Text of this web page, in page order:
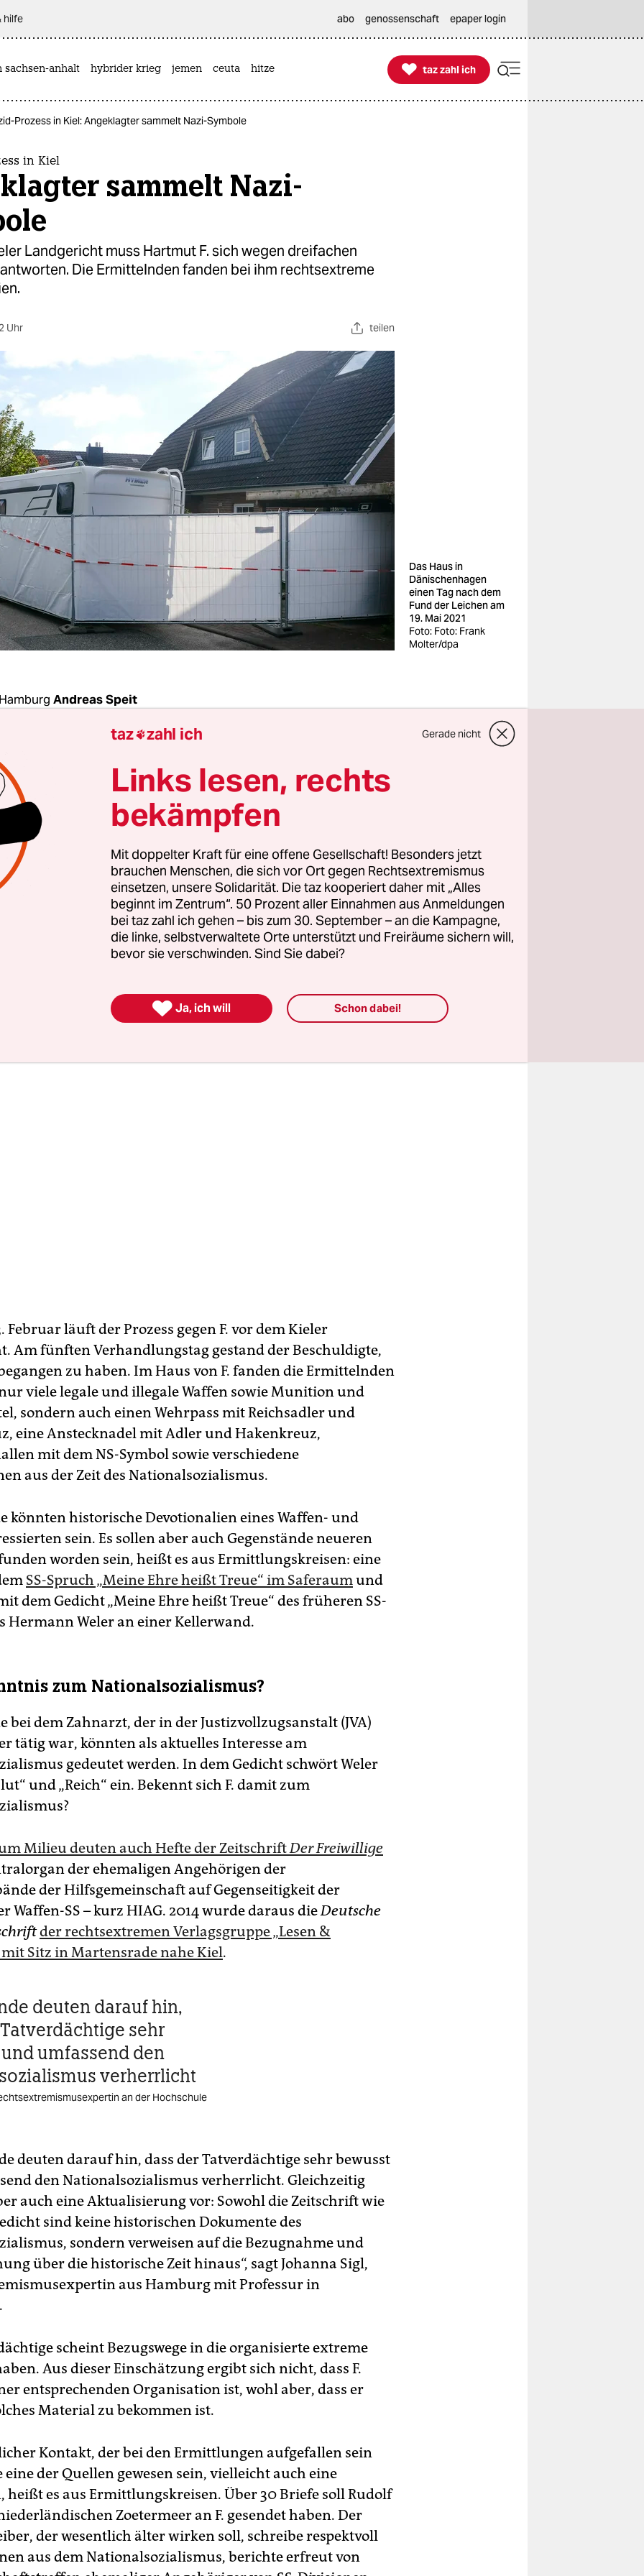
hilfe abo genossenschaft epaper login
sachsen-anhalt hybrider krieg jemen ceuta hitze 
taz zahl ich
taz zahl ich
Prozess in Kiel: Angeklagter sammelt Nazi-Symbole
in Kiel
sammelt Nazi-
Landgericht muss Hartmut F. sich wegen dreifachen
Die Ermittelnden fanden bei ihm rechtsextreme
Uhr teilen
Das Haus in
Dänischenhagen
einen Tag nach dem
Fund der Leichen am
19. Mai 2021
Foto: Foto: Frank
Molter/dpa
Andreas Speit
feuerte der Zahnarzt aus Westensee im Kreis Rendsburg-
am 19. März vergangenen Jahres aus einer
auf seine Opfer. Am Hauseingang der
in Dänischenhagen erschoss Hartmut F. seine von
lebende Ehefrau Hanna F. sowie ihren Bekannten
habe er eine Klärung mit seiner Ehefrau erreichen
fuhr der 48-Jährige nach Kiel zu einem Bekannten und
mehrfach in den Kopf, da er ihm die Schuld am Ende seiner
die auch durch ein politisches Interesse getriggert sein
Februar läuft der Prozess gegen F. vor dem Kieler
Am fünften Verhandlungstag gestand der Beschuldigte,
zu haben. Im Haus von F. fanden die Ermittelnden
viele legale und illegale Waffen sowie Munition und
sondern auch einen Wehrpass mit Reichsadler und
eine Anstecknadel mit Adler und Hakenkreuz,
mit dem NS-Symbol sowie verschiedene
aus der Zeit des Nationalsozialismus.
könnten historische Devotionalien eines Waffen- und
sein. Es sollen aber auch Gegenstände neueren
worden sein, heißt es aus Ermittlungskreisen: eine
SS-Spruch „Meine Ehre heißt Treue“ im Saferaumund
dem Gedicht „Meine Ehre heißt Treue“ des früheren SS-
Hermann Weler an einer Kellerwand.
zum Nationalsozialismus?
bei dem Zahnarzt, der in der Justizvollzugsanstalt (JVA)
tätig war, könnten als aktuelles Interesse am
gedeutet werden. In dem Gedicht schwört Weler
und „Reich“ ein. Bekennt sich F. damit zum
Milieu deuten auch Hefte der ZeitschriftDer Freiwillige
der ehemaligen Angehörigen der
der Hilfsgemeinschaft auf Gegenseitigkeit der
Waffen-SS – kurz HIAG. 2014 wurde daraus dieDeutsche
der rechtsextremen Verlagsgruppe „Lesen &
mit Sitz in Martensrade nahe Kiel.
deuten darauf hin,
sehr
umfassend den
verherrlicht
an der Hochschule
deuten darauf hin, dass der Tatverdächtige sehr bewusst
den Nationalsozialismus verherrlicht. Gleichzeitig
auch eine Aktualisierung vor: Sowohl die Zeitschrift wie
sind keine historischen Dokumente des
sondern verweisen auf die Bezugnahme und
über die historische Zeit hinaus“, sagt Johanna Sigl,
aus Hamburg mit Professur in
scheint Bezugswege in die organisierte extreme
Aus dieser Einschätzung ergibt sich nicht, dass F.
entsprechenden Organisation ist, wohl aber, dass er
Material zu bekommen ist.
Kontakt, der bei den Ermittlungen aufgefallen sein
eine der Quellen gewesen sein, vielleicht auch eine
heißt es aus Ermittlungskreisen. Über 30 Briefe soll Rudolf
Zoetermeer an F. gesendet haben. Der
der wesentlich älter wirken soll, schreibe respektvoll
aus dem Nationalsozialismus, berichte erfreut von
taz zahl ich Gerade nicht
Links lesen, rechts
bekämpfen
Mit doppelter Kraft für eine offene Gesellschaft! Besonders jetzt
brauchen Menschen, die sich vor Ort gegen Rechtsextremismus
einsetzen, unsere Solidarität. Die taz kooperiert daher mit „Alles
beginnt im Zentrum“. 50 Prozent aller Einnahmen aus Anmeldungen
bei taz zahl ich gehen – bis zum 30. September – an die Kampagne,
die linke, selbstverwaltete Orte unterstützt und Freiräume sichern will,
bevor sie verschwinden. Sind Sie dabei?
 Ja, ich will Schon dabei!